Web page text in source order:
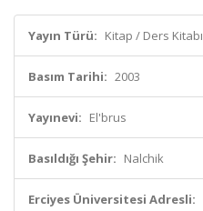
Yayın Türü: Kitap / Ders Kitabı
Basım Tarihi: 2003
Yayınevi: El'brus
Basıldığı Şehir: Nalchik
Erciyes Üniversitesi Adresli: